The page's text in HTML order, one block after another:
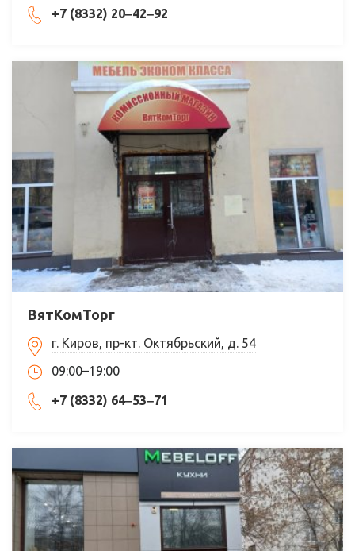
+7 (8332) 20‒42‒92
ВятКомТорг
г. Киров, пр-кт. Октябрьский, д. 54
09:00–19:00
+7 (8332) 64‒53‒71